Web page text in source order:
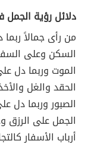
دلائل رؤية الجمل
من رأى جمالاً
السكن وعلى
الموت وربما دل
الحقد والغل
الصبور وربما دل
الجمل على الرزق
أرباب الأسفار